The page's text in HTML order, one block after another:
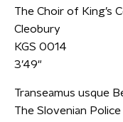
The Choir of King’s
Cleobury
KGS 0014
3’49"
Transeamus usque
The Slovenian